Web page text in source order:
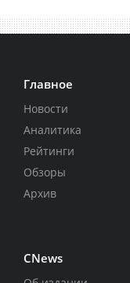
Главное
Новости
Аналитика
Рейтинги
Обзоры
Архив
CNews